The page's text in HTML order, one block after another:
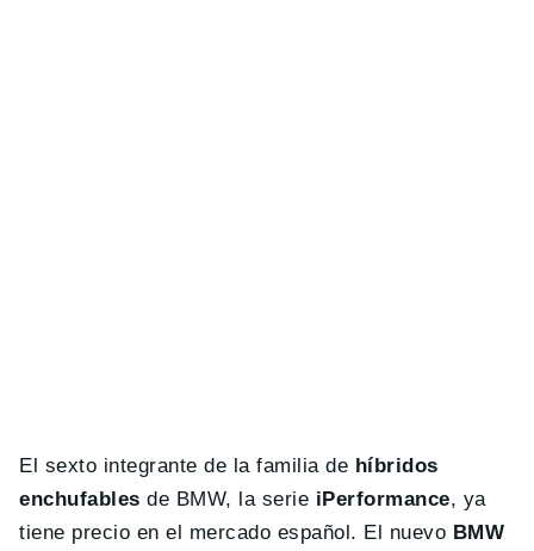
El sexto integrante de la familia de híbridos
enchufables de BMW, la serie iPerformance, ya
tiene precio en el mercado español. El nuevo BMW